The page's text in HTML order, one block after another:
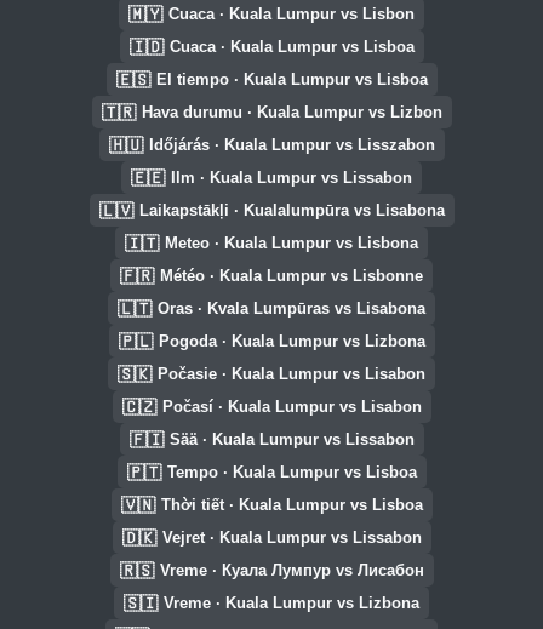
🇲🇾 Cuaca · Kuala Lumpur vs Lisbon
🇮🇩 Cuaca · Kuala Lumpur vs Lisboa
🇪🇸 El tiempo · Kuala Lumpur vs Lisboa
🇹🇷 Hava durumu · Kuala Lumpur vs Lizbon
🇭🇺 Időjárás · Kuala Lumpur vs Lisszabon
🇪🇪 Ilm · Kuala Lumpur vs Lissabon
🇱🇻 Laikapstākļi · Kualalumpūra vs Lisabona
🇮🇹 Meteo · Kuala Lumpur vs Lisbona
🇫🇷 Météo · Kuala Lumpur vs Lisbonne
🇱🇹 Oras · Kvala Lumpūras vs Lisabona
🇵🇱 Pogoda · Kuala Lumpur vs Lizbona
🇸🇰 Počasie · Kuala Lumpur vs Lisabon
🇨🇿 Počasí · Kuala Lumpur vs Lisabon
🇫🇮 Sää · Kuala Lumpur vs Lissabon
🇵🇹 Tempo · Kuala Lumpur vs Lisboa
🇻🇳 Thời tiết · Kuala Lumpur vs Lisboa
🇩🇰 Vejret · Kuala Lumpur vs Lissabon
🇷🇸 Vreme · Куала Лумпур vs Лисабон
🇸🇮 Vreme · Kuala Lumpur vs Lizbona